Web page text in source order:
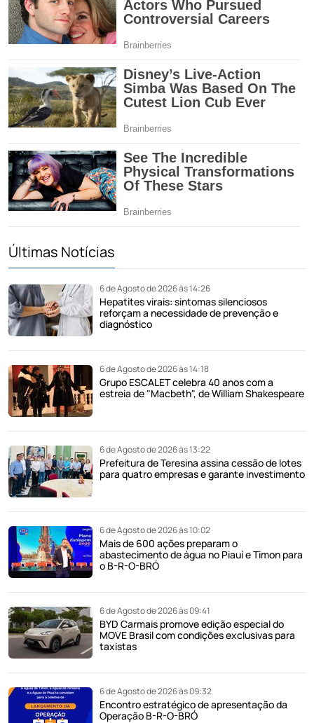
Últimas Notícias
6 de Agosto de 2026 às 14:26
Hepatites virais: sintomas silenciosos
reforçam a necessidade de prevenção e
diagnóstico
6 de Agosto de 2026 às 14:18
Grupo ESCALET celebra 40 anos com a
estreia de "Macbeth", de William Shakespeare
6 de Agosto de 2026 às 13:22
Prefeitura de Teresina assina cessão de lotes
para quatro empresas e garante investimento
6 de Agosto de 2026 às 10:02
Mais de 600 ações preparam o
abastecimento de água no Piauí e Timon para
o B-R-O-BRÓ
6 de Agosto de 2026 às 09:41
BYD Carmais promove edição especial do
MOVE Brasil com condições exclusivas para
taxistas
6 de Agosto de 2026 às 09:32
Encontro estratégico de apresentação da
Operação B-R-O-BRÓ